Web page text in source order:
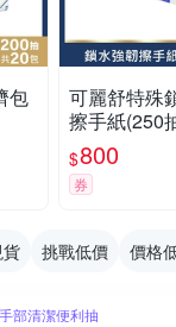
包
可麗舒特殊
擦手紙(250
$800
券
挑戰低價 價格
手部清潔便利抽